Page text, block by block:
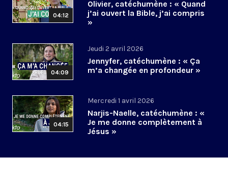
04:12
Olivier, catéchumène : « Quand
j’ai ouvert la Bible, j’ai compris
»
04:09
Jeudi 2 avril 2026
Jennyfer, catéchumène : « Ça
m’a changée en profondeur »
04:15
Mercredi 1 avril 2026
Narjis-Naelle, catéchumène : «
Je me donne complètement à
Jésus »